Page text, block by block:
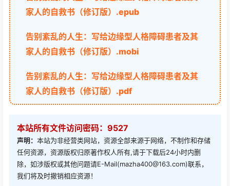
家人的自救书（修订版）.epub
告别紊乱的人生：写给边缘型人格障碍患者及其
家人的自救书（修订版）.mobi
告别紊乱的人生：写给边缘型人格障碍患者及其
家人的自救书（修订版）.pdf
本站所有文件访问密码：9527
声明： 本站为非经营类网站，资源全部来源于网络，不制作和存储
任何资源，资源版权归原著作权人所有,请于下载后24小时内删
除，如涉版权或其他问题请E-Mail(mazha400@163.com)联系，
我们将及时撤销相应资源！